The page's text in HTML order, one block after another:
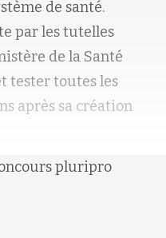
de santé.
par les tutelles
de la Santé
tester toutes les
après sa création